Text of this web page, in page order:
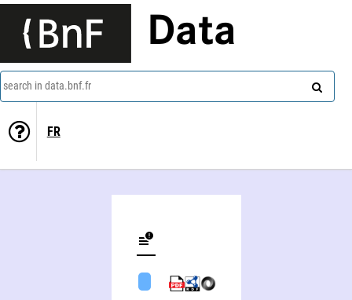
Data
search in data.bnf.fr
FR